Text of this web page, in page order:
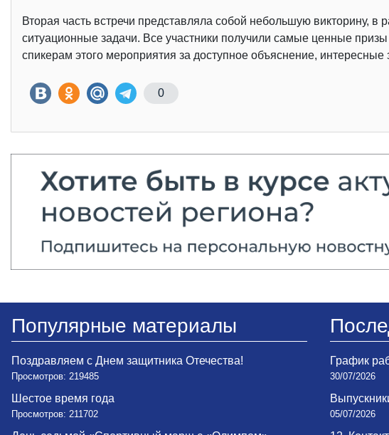
Вторая часть встречи представляла собой небольшую викторину,
ситуационные задачи. Все участники получили самые ценные
спикерам этого мероприятия за доступное объяснение,
0
Популярные материалы
Поздравляем с Днем защитника Отечества!
Просмотров: 219485
Шестое время года
Просмотров: 211702
График
30/07/2026
05/07/2026